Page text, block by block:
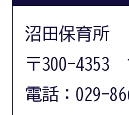
沼田保育所
〒300-4353
電話：029-